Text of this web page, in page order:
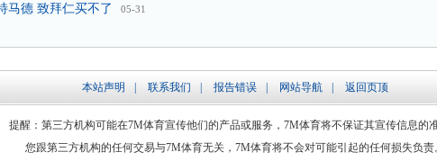
马德 致拜仁买不了 05-31
本站声明 联系我们 报告错误 网站导航 返回页顶
提醒：第三方机构可能在7M体育宣传他们的产品或服务，7M体育将不保证其宣传信息的准
您跟第三方机构的任何交易与7M体育无关，7M体育将不会对可能引起的任何损失负责